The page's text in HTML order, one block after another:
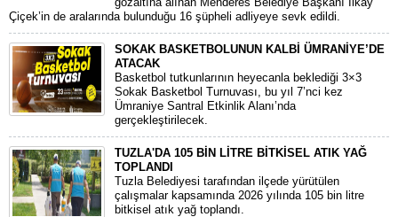
Çiçek’in de aralarında bulunduğu 16 şüpheli adliyeye sevk edildi.
SOKAK BASKETBOLUNUN KALBİ ÜMRANİYE’DE
ATACAK
Basketbol tutkunlarının heyecanla beklediği 3×3
Sokak Basketbol Turnuvası, bu yıl 7’nci kez
Ümraniye Santral Etkinlik Alanı’nda
gerçekleştirilecek.
TUZLA'DA 105 BİN LİTRE BİTKİSEL ATIK YAĞ
TOPLANDI
Tuzla Belediyesi tarafından ilçede yürütülen
çalışmalar kapsamında 2026 yılında 105 bin litre
bitkisel atık yağ toplandı.